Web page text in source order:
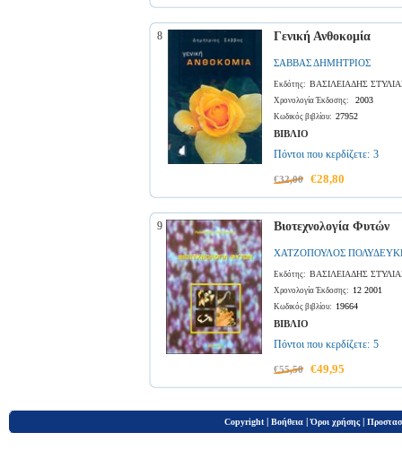
8 Γενική Ανθοκομία
ΣΑΒΒΑΣ ΔΗΜΗΤΡΙΟΣ
Εκδότης: ΒΑΣΙΛΕΙΑΔΗΣ
Χρονολογία Έκδοσης: 2003
Κωδικός βιβλίου: 27952
ΒΙΒΛΙΟ
Πόντοι που κερδίζετε: 3
€32,00 €28,80
9 Βιοτεχνολογία Φυτών
ΧΑΤΖΟΠΟΥΛΟΣ
Εκδότης: ΒΑΣΙΛΕΙΑΔΗΣ
Χρονολογία Έκδοσης: 12 2001
Κωδικός βιβλίου: 19664
ΒΙΒΛΙΟ
Πόντοι που κερδίζετε: 5
€55,50 €49,95
Copyright | Βοήθεια |Όροι χρήσης |